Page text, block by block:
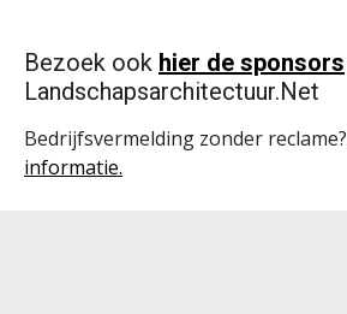
Bezoek ook hier de sponsors
Landschapsarchitectuur.Net
Bedrijfsvermelding zonder reclame?
informatie.